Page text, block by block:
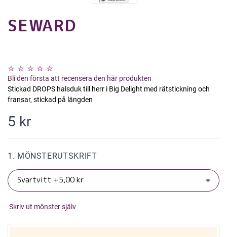
SEWARD
Bli den första att recensera den här produkten
Stickad DROPS halsduk till herr i Big Delight med rätstickning och
fransar, stickad på längden
5 kr
1. MÖNSTERUTSKRIFT
Skriv ut mönster själv